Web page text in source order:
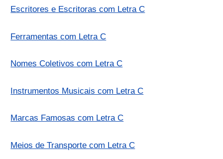
Escritores e Escritoras com Letra C
Ferramentas com Letra C
Nomes Coletivos com Letra C
Instrumentos Musicais com Letra C
Marcas Famosas com Letra C
Meios de Transporte com Letra C